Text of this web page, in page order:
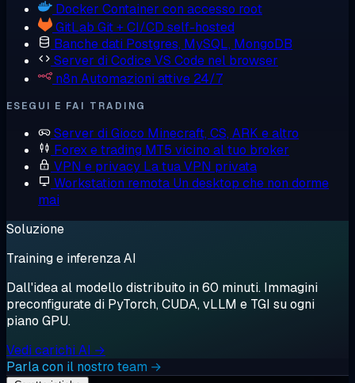
Docker Container con accesso root
GitLab Git + CI/CD self-hosted
Banche dati Postgres, MySQL, MongoDB
Server di CodiceVS Code nel browser
n8n Automazioni attive 24/7
ESEGUI E FAI TRADING
Server di Gioco Minecraft, CS, ARK e altro
Forex e trading MT5 vicino al tuo broker
VPN e privacy La tua VPN privata
Workstation remota Un desktop che non dorme
mai
Soluzione
Training e inferenza AI
Dall'idea al modello distribuito in 60 minuti. Immagini
preconfigurate di PyTorch, CUDA, vLLM e TGI su ogni
piano GPU.
Vedi carichi AI →
Parla con il nostro team →